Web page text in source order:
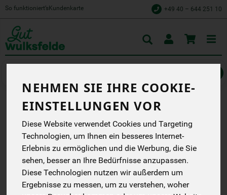
NEHMEN SIE IHRE COOKIE-
EINSTELLUNGEN VOR
Diese Website verwendet Cookies und Targeting
Technologien, um Ihnen ein besseres Internet-
Erlebnis zu ermöglichen und die Werbung, die Sie
sehen, besser an Ihre Bedürfnisse anzupassen.
Diese Technologien nutzen wir außerdem um
Ergebnisse zu messen, um zu verstehen, woher
So funktioniert’s Kundenkarte +49 40 – 644 251 10
SÜSSER SENF
100% Bio-Senfsaat aus
Deutschland
Zwergenwiese
EG
Handelsklasse--
Toggle
cart